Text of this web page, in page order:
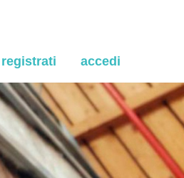
registrati accedi